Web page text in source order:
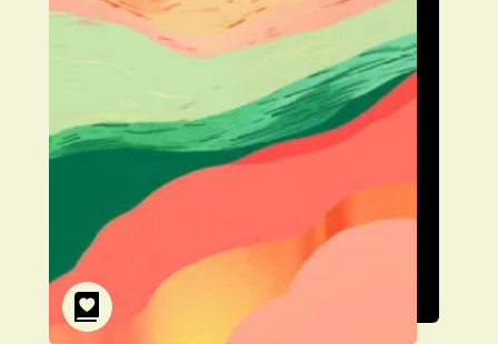
FAQ
För bibliotek